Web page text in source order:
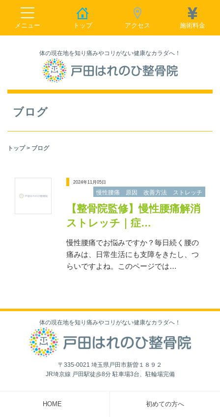
toggle navigation
メニュー トップ アクセス 施術料金
体の現在地を知り痛みやコリがない健康なカラダへ！
ブログ
トップ> ブログ
2024年11月05日
慢性腰痛 原因 改善方法 ストレッチ
【整骨院監修】慢性腰痛解消
ストレッチ｜症…
慢性腰痛でお悩みですか？毎日続く腰の
痛みは、日常生活にも支障をきたし、つ
らいですよね。このページでは…
体の現在地を知り痛みやコリがない健康なカラダへ！
〒335-0021 埼玉県戸田市新曽１８９２
JR埼京線 戸田駅徒歩8分 駐車場3台、駐輪場完備
HOME 初めての方へ